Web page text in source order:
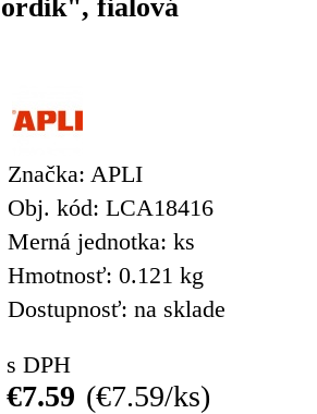
fialová
Značka: APLI
Obj. kód: LCA18416
Merná jednotka: ks
Hmotnosť: 0.121 kg
Dostupnosť: na sklade
s DPH
€7.59 €7.59/ks